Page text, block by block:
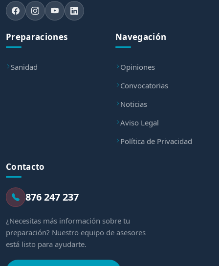
Preparaciones
Sanidad
Navegación
Opiniones
Convocatorias
Noticias
Aviso Legal
Política de Privacidad
Contacto
876 247 237
¿Necesitas más información sobre tu
preparación? Nuestro equipo de asesores
está listo para ayudarte.